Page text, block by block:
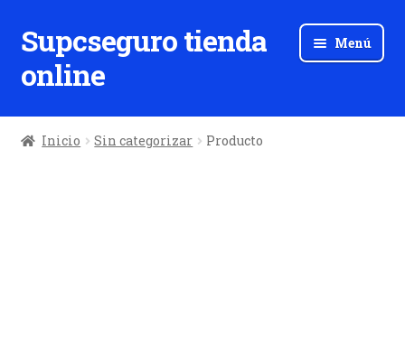
Ir
a
la
Ir
al
contenido
Supcseguro tienda
online
Menú
Inicio Sin categorizar Producto